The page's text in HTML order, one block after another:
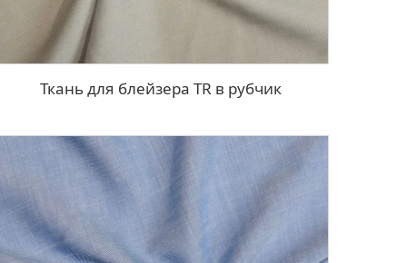
Ткань для блейзера TR в рубчик